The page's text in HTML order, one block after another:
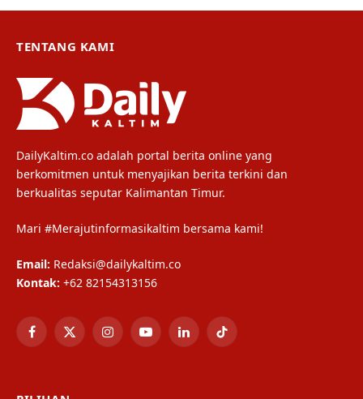
TENTANG KAMI
DailyKaltim.co adalah portal berita online yang
berkomitmen untuk menyajikan berita terkini dan
berkualitas seputar Kalimantan Timur.
Mari #Merajutinformasikaltim bersama kami!
Email: Redaksi@dailykaltim.co
Kontak: +62 82154313156
Facebook
X
InstagramYouTubeLinkedInTikTok